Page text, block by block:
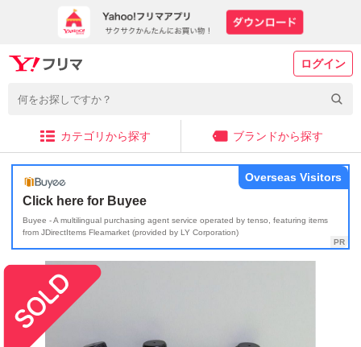
ログイン
カテゴリから探す ブランドから探す
Click here for Buyee
Buyee - A multilingual purchasing agent service operated by tenso, featuring items
from JDirectItems Fleamarket (provided by LY Corporation)
Overseas Visitors